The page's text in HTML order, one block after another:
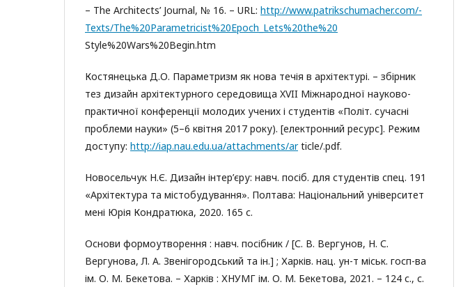
– The Architects’ Journal, № 16. – URL: http://www.patrikschumacher.com/-
Texts/The%20Parametricist%20Epoch_Lets%20the%20
Style%20Wars%20Begin.htm
Костянецька Д.О. Параметризм як нова течія в архітектурі. – збірник
тез дизайн архітектурного середовища XVII Міжнародної науково-
практичної конференції молодих учених і студентів «Політ. сучасні
проблеми науки» (5–6 квітня 2017 року). [електронний ресурс]. Режим
доступу: http://iap.nau.edu.ua/attachments/article/.pdf.
Новосельчук Н.Є. Дизайн інтер’єру: навч. посіб. для студентів спец. 191
«Архітектура та містобудування». Полтава: Національний університет
мені Юрія Кондратюка, 2020. 165 с.
Основи формоутворення : навч. посібник / [С. В. Вергунов, Н. С.
Вергунова, Л. А. Звенігородський та ін.] ; Харків. нац. ун-т міськ. госп-ва
ім. О. М. Бекетова. – Харків : ХНУМГ ім. О. М. Бекетова, 2021. – 124 с., с.